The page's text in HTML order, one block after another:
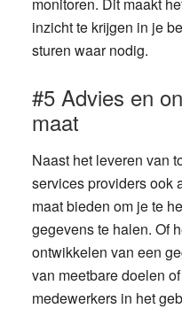
inzicht te krijgen in je
sturen waar nodig.
#5 Advies en
maat
Naast het leveren van
services providers ook
maat bieden om je te
gegevens te halen. Of
ontwikkelen van een
van meetbare doelen
medewerkers in het